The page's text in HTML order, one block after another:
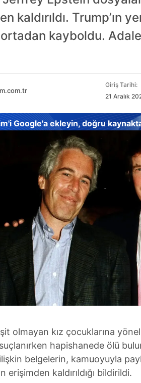
kaldırıldı. Trump’ın
kayboldu.
Giriş Tarihi:
21 Aralık
Google'a ekleyin, doğru
olmayan kız çocuklarına
hapishanede ölü
belgelerin, kamuoyuyla
erişimden kaldırıldığı bildirildi.